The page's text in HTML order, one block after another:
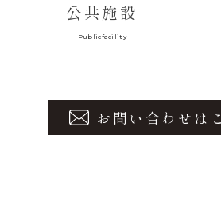
公共施設
Publicfacility
お問い合わせは